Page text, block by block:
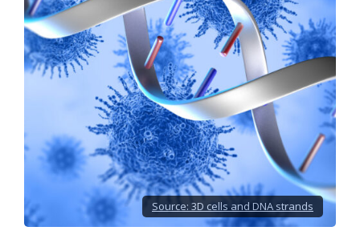
Source: 3D cells and DNA strands